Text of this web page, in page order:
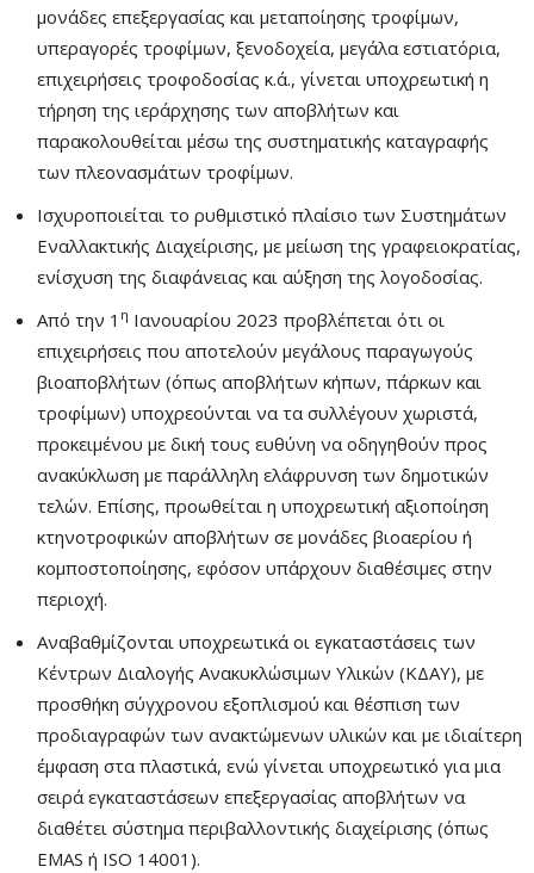
μονάδες επεξεργασίας και μεταποίησης τροφίμων,
υπεραγορές τροφίμων, ξενοδοχεία, μεγάλα εστιατόρια,
επιχειρήσεις τροφοδοσίας κ.ά., γίνεται υποχρεωτική η
τήρηση της ιεράρχησης των αποβλήτων και
παρακολουθείται μέσω της συστηματικής καταγραφής
των πλεονασμάτων τροφίμων.
Ισχυροποιείται το ρυθμιστικό πλαίσιο των Συστημάτων
Εναλλακτικής Διαχείρισης, με μείωση της γραφειοκρατίας,
ενίσχυση της διαφάνειας και αύξηση της λογοδοσίας.
Από την 1 η Ιανουαρίου 2023 προβλέπεται ότι οι
επιχειρήσεις που αποτελούν μεγάλους παραγωγούς
βιοαποβλήτων (όπως αποβλήτων κήπων, πάρκων και
τροφίμων) υποχρεούνται να τα συλλέγουν χωριστά,
προκειμένου με δική τους ευθύνη να οδηγηθούν προς
ανακύκλωση με παράλληλη ελάφρυνση των δημοτικών
τελών. Επίσης, προωθείται η υποχρεωτική αξιοποίηση
κτηνοτροφικών αποβλήτων σε μονάδες βιοαερίου ή
κομποστοποίησης, εφόσον υπάρχουν διαθέσιμες στην
περιοχή.
Αναβαθμίζονται υποχρεωτικά οι εγκαταστάσεις των
Κέντρων Διαλογής Ανακυκλώσιμων Υλικών (ΚΔΑΥ), με
προσθήκη σύγχρονου εξοπλισμού και θέσπιση των
προδιαγραφών των ανακτώμενων υλικών και με ιδιαίτερη
έμφαση στα πλαστικά, ενώ γίνεται υποχρεωτικό για μια
σειρά εγκαταστάσεων επεξεργασίας αποβλήτων να
διαθέτει σύστημα περιβαλλοντικής διαχείρισης (όπως
EMAS ή ISO 14001).